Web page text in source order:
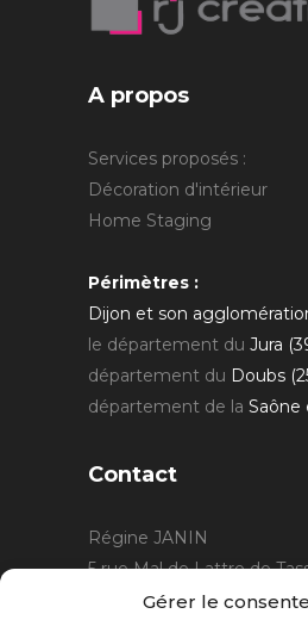
Gérer le
A propos
Services proposés :
Décoration d'intérieur
Home Staging
Périmètres :
Dijon et son
le département du Jura
département du Doubs
département de la Saône
Contact
Régine JANIN
5 rue Mal de Lattre de
21220 Gevrey Chambertin